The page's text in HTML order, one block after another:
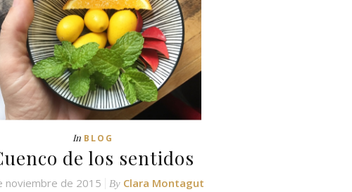
In BLOG
de los sentidos
noviembre de 2015 By Clara Montagut